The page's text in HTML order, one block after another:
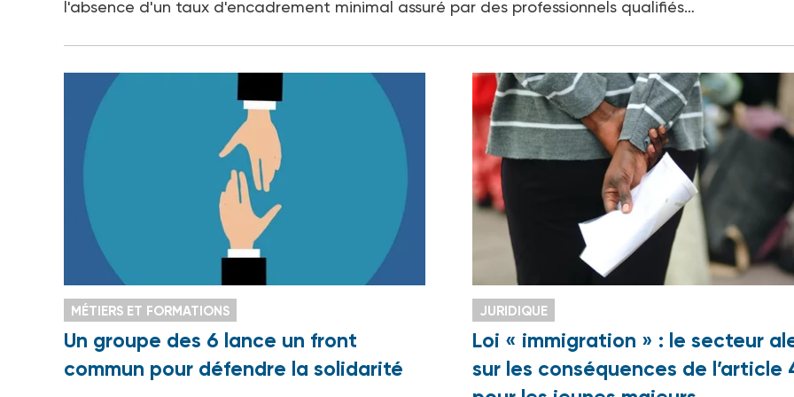
l'absence d'un taux d'encadrement minimal assuré par des professionnels qualifiés…
MÉTIERS ET FORMATIONS
Un groupe des 6 lance un front
commun pour défendre la solidarité
JURIDIQUE
Loi « immigration » : le secteur
sur les conséquences de l’article